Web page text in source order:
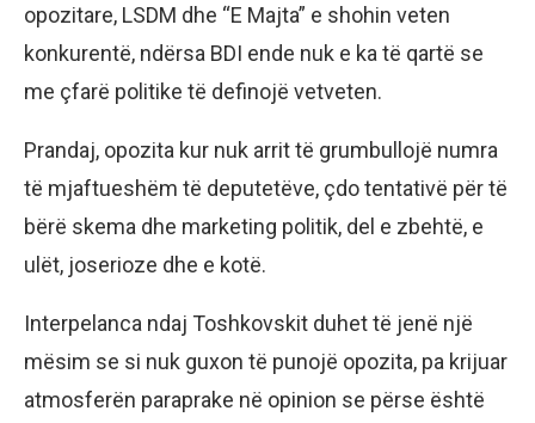
opozitare, LSDM dhe “E Majta” e shohin veten
konkurentë, ndërsa BDI ende nuk e ka të qartë se
me çfarë politike të definojë vetveten.
Prandaj, opozita kur nuk arrit të grumbullojë numra
të mjaftueshëm të deputetëve, çdo tentativë për të
bërë skema dhe marketing politik, del e zbehtë, e
ulët, joserioze dhe e kotë.
Interpelanca ndaj Toshkovskit duhet të jenë një
mësim se si nuk guxon të punojë opozita, pa krijuar
atmosferën paraprake në opinion se përse është